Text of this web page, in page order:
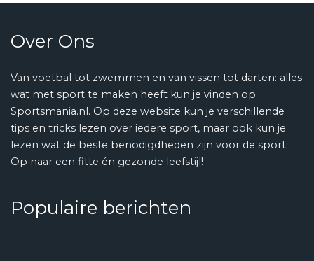
Over Ons
Van voetbal tot zwemmen en van vissen tot darten: alles
wat met sport te maken heeft kun je vinden op
Sportsmania.nl. Op deze website kun je verschillende
tips en tricks lezen over iedere sport, maar ook kun je
lezen wat de beste benodigdheden zijn voor de sport.
Op naar een fitte én gezonde leefstijl!
Populaire berichten